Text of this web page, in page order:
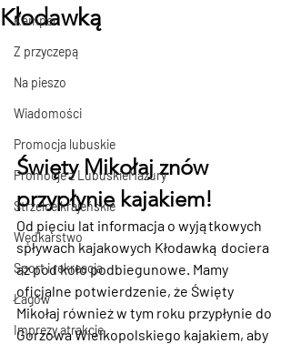
Kamper
Z przyczepą
Na pieszo
Wiadomości
Promocja lubuskie
Promocje z LubuskieMazury
Strzelce krajeńskie
Wędkarstwo
Sport i rekreacja
Łagów
Imprezy atrakcje
Kłodawką
Święty Mikołaj znów
przypłynie kajakiem!
Od pięciu lat informacja o wyjątkowych
spływach kajakowych Kłodawką dociera
aż pod koło podbiegunowe. Mamy
oficjalne potwierdzenie, że Święty
Mikołaj również w tym roku przypłynie do
Gorzowa Wielkopolskiego kajakiem, aby